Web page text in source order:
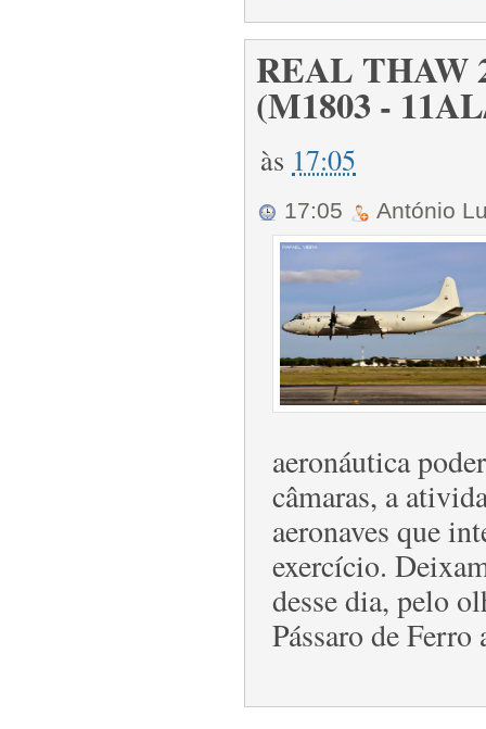
REAL THAW
(M1803 -
às 17:05
17:05 António
aeronáutica
câmaras, a
aeronaves que
exercício.
desse dia, pelo
Pássaro de